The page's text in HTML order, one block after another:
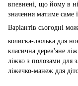
впевнені, що йому в
значення матиме саме
Варіантів сьогодні
колиска-люлька для
класична дерев'яне
ліжко з полозами для
ліжечко-манеж для